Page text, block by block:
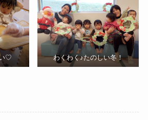
♡ わくわく♪たのしい冬！